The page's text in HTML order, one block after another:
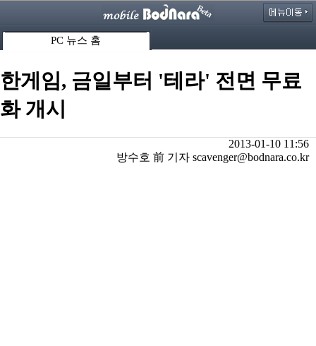
PC 뉴스 홈
한게임, 금일부터 '테라' 전면 무료
화 개시
2013-01-10 11:56
방수호 前 기자 scavenger@bodnara.co.kr